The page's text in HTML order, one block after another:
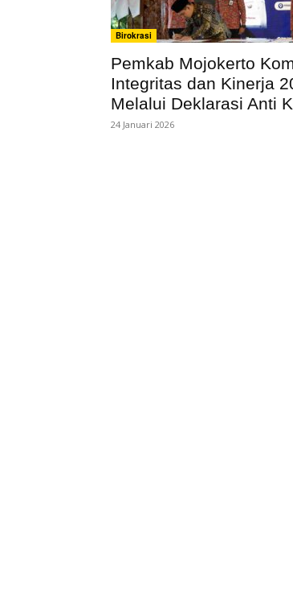
Birokrasi
Pemkab Mojokerto
Integritas dan Kinerja
Melalui Deklarasi Anti
24 Januari 2026